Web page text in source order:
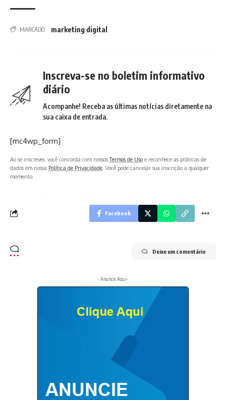
MARCADO: marketing digital
Inscreva-se no boletim informativo
diário
Acompanhe! Receba as últimas notícias diretamente na
sua caixa de entrada.
[mc4wp_form]
Ao se inscrever, você concorda com nossosTermos de Uso e reconhece as práticas de
dados em nossa Política de Privacidade . Você pode cancelar sua inscrição a qualquer
momento.
Facebook
Deixe um comentário
- Anuncie Aqui-